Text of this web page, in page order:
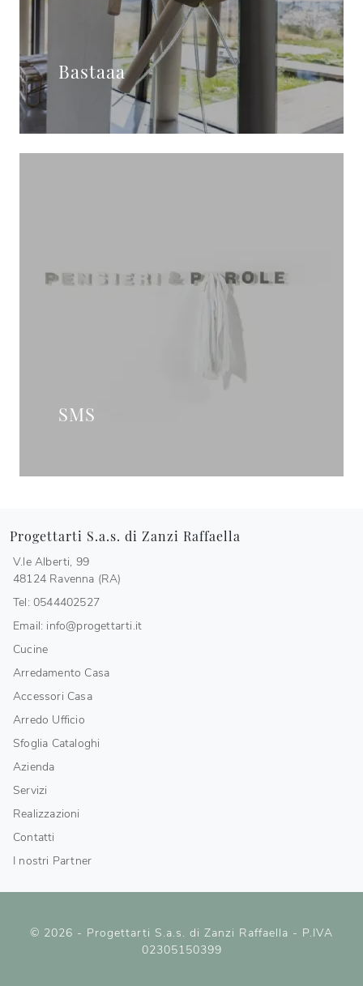
Bastaaa
SMS
Progettarti S.a.s. di Zanzi Raffaella
V.le Alberti, 99
48124 Ravenna (RA)
Tel: 0544402527
Email: info@progettarti.it
Cucine
Arredamento Casa
Accessori Casa
Arredo Ufficio
Sfoglia Cataloghi
Azienda
Servizi
Realizzazioni
Contatti
I nostri Partner
© 2026 - Progettarti S.a.s. di Zanzi Raffaella - P.IVA
02305150399